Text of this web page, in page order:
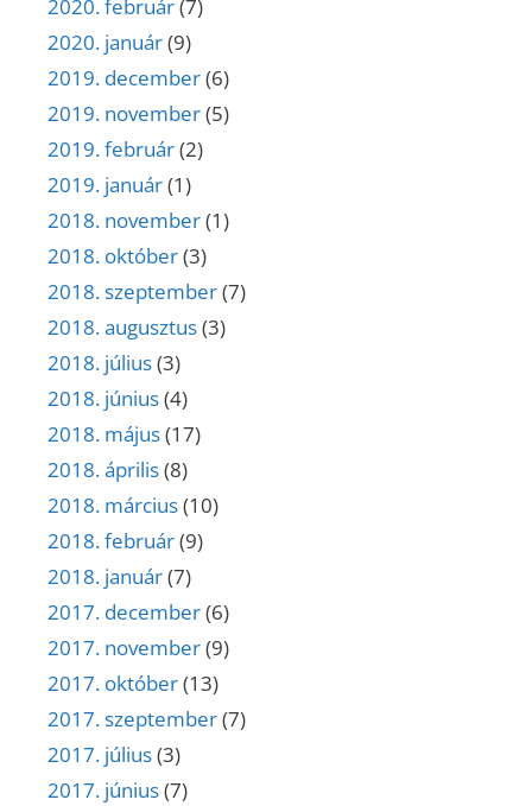
2020. február(7)
2020. január(9)
2019. december(6)
2019. november(5)
2019. február(2)
2019. január(1)
2018. november(1)
2018. október(3)
2018. szeptember(7)
2018. augusztus(3)
2018. július(3)
2018. június(4)
2018. május(17)
2018. április(8)
2018. március(10)
2018. február(9)
2018. január(7)
2017. december(6)
2017. november(9)
2017. október(13)
2017. szeptember(7)
2017. július(3)
2017. június(7)